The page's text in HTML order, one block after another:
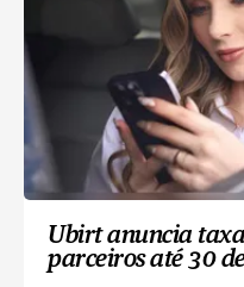
Ubirt anuncia
parceiros até 30